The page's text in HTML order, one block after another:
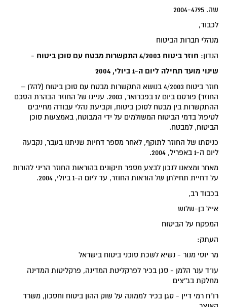
שה. 2004-4795
לכבוד,
מנהלי חברות הביטוח
הנדון: חוזר ביטוח 4/2003 התקשרות מבטח עם סוכן ביטוח -
שינוי מועד תחילה ליום ה-1 ביולי, 2004
חוזר ביטוח 4/2003 בנושא התקשרות מבטח עם סוכן ביטוח (להלן –
החוזר) פורסם ביום 17 בפברואר, 2003. עניינו של החוזר הבהרת הסכם
ההתקשרות בין מבטח לסוכן ביטוח, וקביעת נהלי עבודה מחייבים
לטיפול בדמי הביטוח המשולמים על ידי המבוטח, באמצעות סוכן
הביטוח, למבטח.
כניסתו של החוזר לתוקף, לאחר מספר דחיות שניתנו בעבר, נקבעה
ליום ה-1 באפריל, 2004.
מאחר ומצאנו לנכון לבצע מספר תיקונים בהוראות החוזר הריני להורות
על דחיית תחילתן של הוראות החוזר, עד ליום ה-1 ביולי, 2004.
בכבוד רב,
אייל בן-שלוש
המפקח על הביטוח
העתק:
מר יוסי מנור - נשיא לשכת סוכני ביטוח בישראל
עו"ד ענר הלמן - סגן בכיר לפרקליטת המדינה, פרקליטות המדינה
מחלקת בג''צים
רו"ח רמי דיין - סגן בכיר לממונה על שוק ההון ביטוח וחסכון, משרד